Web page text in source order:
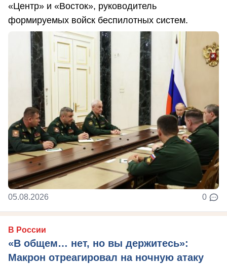
«Центр» и «Восток», руководитель
формируемых войск беспилотных систем.
05.08.2026 0
В России
«В общем… нет, но вы держитесь»:
Макрон отреагировал на ночную атаку